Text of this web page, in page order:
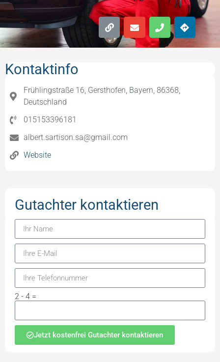
Kontaktinfo
Frühlingstraße 16, Gersthofen, Bayern, 86368,
Deutschland
015153396181
albert.sartison.sa@gmail.com
Website
Gutachter kontaktieren
2 - 4 =
Jetzt kostenfrei Gutachter kontaktieren